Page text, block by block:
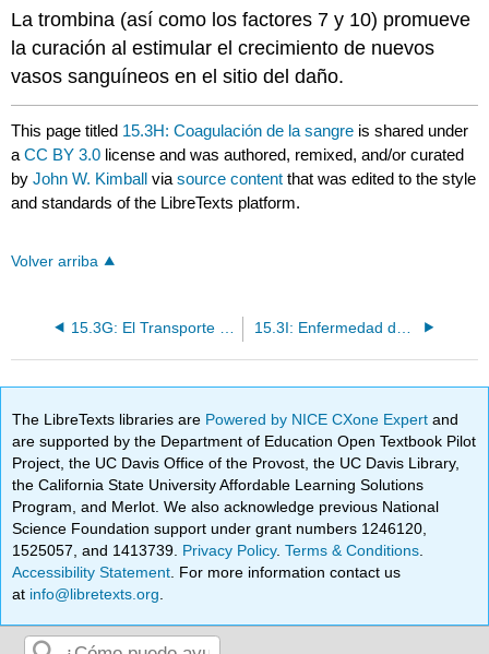
La trombina (así como los factores 7 y 10) promueve
la curación al estimular el crecimiento de nuevos
vasos sanguíneos en el sitio del daño.
This page titled 15.3H: Coagulación de la sangre is shared under
aCC BY 3.0 license and was authored, remixed, and/or curated
byJohn W. Kimball viasource content that was edited to the style
and standards of the LibreTexts platform.
Volver arriba
The LibreTexts libraries are Powered by NICE CXone Expertand
are supported by the Department of Education Open Textbook Pilot
Project, the UC Davis Office of the Provost, the UC Davis Library,
the California State University Affordable Learning Solutions
Program, and Merlot. We also acknowledge previous National
Science Foundation support under grant numbers 1246120,
1525057, and 1413739. Privacy Policy.Terms & Conditions
Accessibility Statement . For more information contact us
at info@libretexts.org